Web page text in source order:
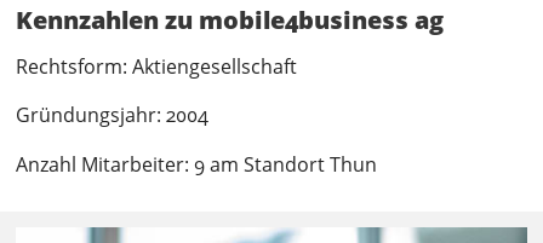
Kennzahlen zu mobile4business ag
Rechtsform: Aktiengesellschaft
Gründungsjahr: 2004
Anzahl Mitarbeiter: 9 am Standort Thun